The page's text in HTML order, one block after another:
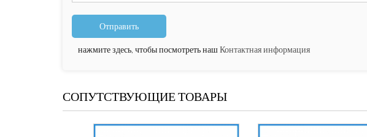
нажмите здесь, чтобы посмотреть нашКонтактная информация
СОПУТСТВУЮЩИЕ ТОВАРЫ